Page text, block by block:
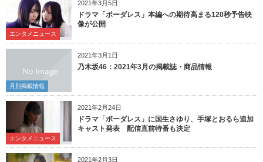
2021年3月5日
エンタメニュース
ドラマ「ボーダレス」本編への期待高まる120秒予告映
像が公開
2021年3月1日
月別掲載情報
乃木坂46：2021年3月の掲載誌・商品情報
2021年2月24日
エンタメニュース
ドラマ「ボーダレス」に国生さゆり、手塚とおるら追加
キャスト発表 配信直前特番も決定
2021年2月3日